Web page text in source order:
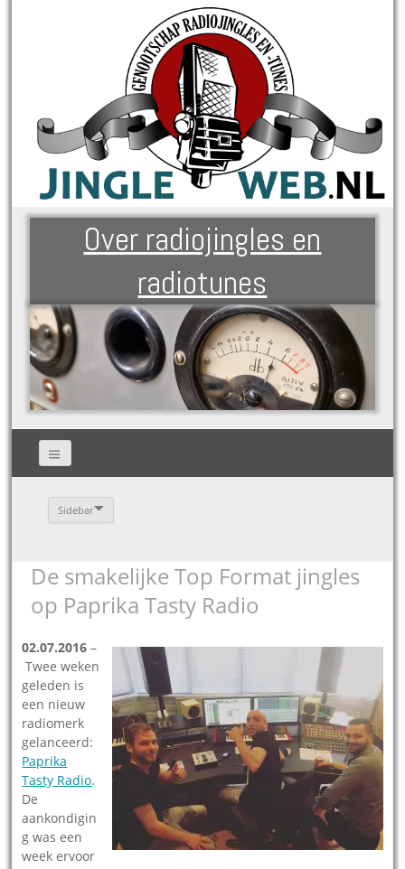
Over radiojingles en
radiotunes
Sidebar
De smakelijke Top Format jingles
op Paprika Tasty Radio
02.07.2016 –
Twee weken
geleden is
een nieuw
radiomerk
gelanceerd:
Paprika
Tasty Radio.
De
aankondigin
g was een
week ervoor